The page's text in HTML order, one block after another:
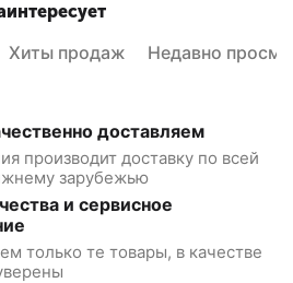
Хиты продаж Недавно
доставляем
производит доставку по всей
зарубежью
и сервисное
только те товары, в качестве